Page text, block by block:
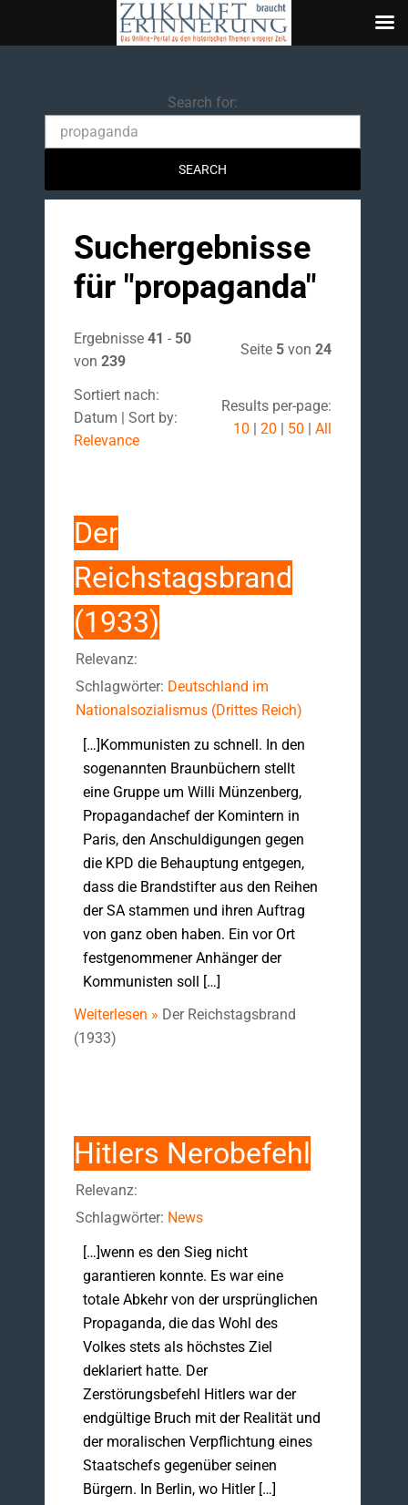
Search for:Search
Suchergebnisse
für "propaganda"
Ergebnisse 41 - 50
von 239
Seite 5von 24
Sortiert nach:
Datum | Sort by:
Relevance
Results per-page:
10 | 20 | 50 | All
Der
Reichstagsbrand
(1933)
Relevanz:
Schlagwörter: Deutschland im
Nationalsozialismus (Drittes Reich)
[…]Kommunisten zu schnell. In den
sogenannten Braunbüchern stellt
eine Gruppe um Willi Münzenberg,
Propagandachef der Komintern in
Paris, den Anschuldigungen gegen
die KPD die Behauptung entgegen,
dass die Brandstifter aus den Reihen
der SA stammen und ihren Auftrag
von ganz oben haben. Ein vor Ort
festgenommener Anhänger der
Kommunisten soll […]
Weiterlesen » Der Reichstagsbrand
(1933)
Hitlers Nerobefehl
Relevanz:
Schlagwörter: News
[…]wenn es den Sieg nicht
garantieren konnte. Es war eine
totale Abkehr von der ursprünglichen
Propaganda, die das Wohl des
Volkes stets als höchstes Ziel
deklariert hatte. Der
Zerstörungsbefehl Hitlers war der
endgültige Bruch mit der Realität und
der moralischen Verpflichtung eines
Staatschefs gegenüber seinen
Bürgern. In Berlin, wo Hitler […]